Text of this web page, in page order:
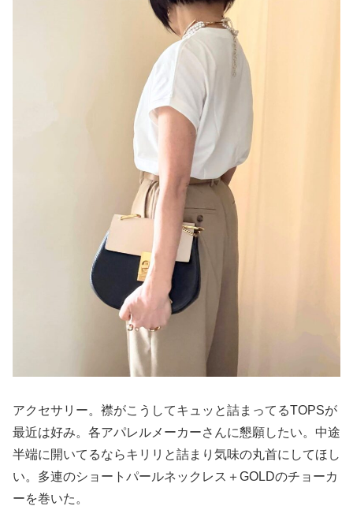
アクセサリー。襟がこうしてキュッと詰まってるTOPSが
最近は好み。各アパレルメーカーさんに懇願したい。中途
半端に開いてるならキリリと詰まり気味の丸首にしてほし
い。多連のショートパールネックレス＋GOLDのチョーカ
ーを巻いた。